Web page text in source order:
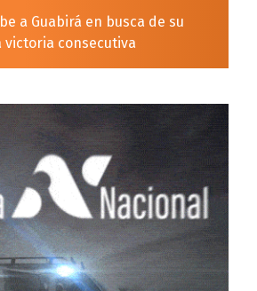
a Guabirá en busca de su
victoria consecutiva